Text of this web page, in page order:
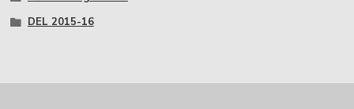
DEL 2015-16